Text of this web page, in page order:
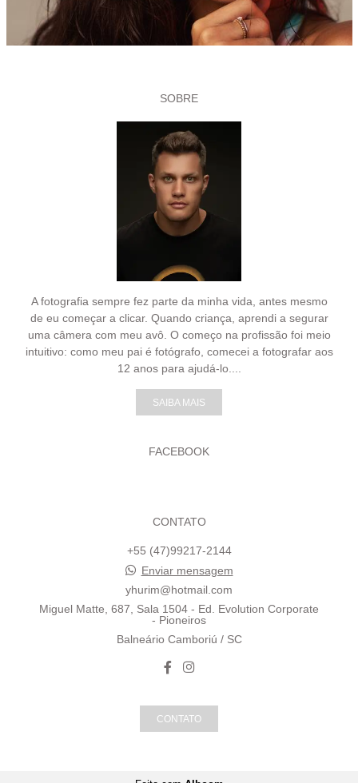
SOBRE
A fotografia sempre fez parte da minha vida, antes mesmo
de eu começar a clicar. Quando criança, aprendi a segurar
uma câmera com meu avô. O começo na profissão foi meio
intuitivo: como meu pai é fotógrafo, comecei a fotografar aos
12 anos para ajudá-lo....
SAIBA MAIS
FACEBOOK
CONTATO
+55 (47)99217-2144
Enviar mensagem
yhurim@hotmail.com
Miguel Matte, 687, Sala 1504 - Ed. Evolution Corporate
- Pioneiros
Balneário Camboriú / SC
CONTATO